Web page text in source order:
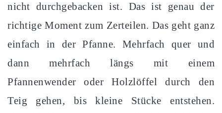
nicht durchgebacken ist. Das ist genau der
richtige Moment zum Zerteilen. Das geht ganz
einfach in der Pfanne. Mehrfach quer und
dann mehrfach längs mit einem
Pfannenwender oder Holzlöffel durch den
Teig gehen, bis kleine Stücke entstehen.